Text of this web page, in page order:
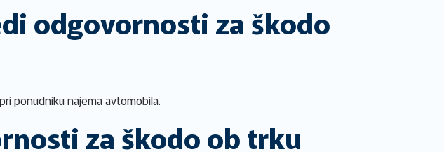
odgovornosti za škodo
ponudniku najema avtomobila.
za škodo ob trku